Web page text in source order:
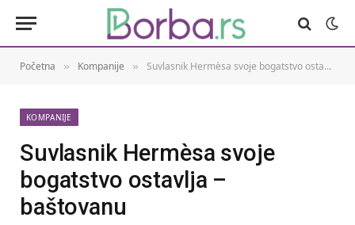
Početna » Kompanije » Suvlasnik Hermèsa svoje bogatstvo ostavlja – baštovanu
KOMPANIJE
Suvlasnik Hermèsa svoje
bogatstvo ostavlja –
baštovanu